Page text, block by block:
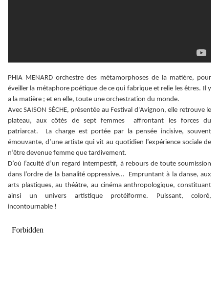
PHIA MENARD orchestre des métamorphoses de la matière, pour
éveiller la métaphore poétique de ce qui fabrique et relie les êtres. Il y
a la matière ; et en elle, toute une orchestration du monde.
Avec SAISON SÈCHE, présentée au Festival d'Avignon, elle retrouve le
plateau, aux côtés de sept femmes affrontant les forces du
patriarcat. La charge est portée par la pensée incisive, souvent
émouvante, d’une artiste qui vit au quotidien l’expérience sociale de
n’être devenue femme que tardivement.
D’où l’acuité d’un regard intempestif, à rebours de toute soumission
dans l’ordre de la banalité oppressive... Empruntant à la danse, aux
arts plastiques, au théâtre, au cinéma anthropologique, constituant
ainsi un univers artistique protéiforme. Puissant, coloré,
incontournable !